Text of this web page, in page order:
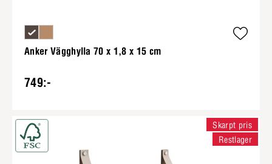
Anker Vägghylla 70 x 1,8 x 15 cm
749:-
Skarpt pris
Restlager